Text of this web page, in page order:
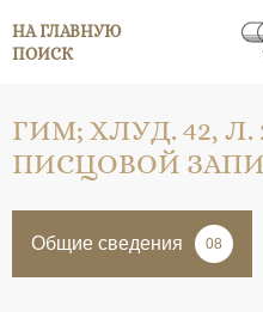
НА ГЛАВНУЮ
ПОИСК
ГИМ; ХЛУД. 42,
ПИСЦОВОЙ
Общие сведения 08